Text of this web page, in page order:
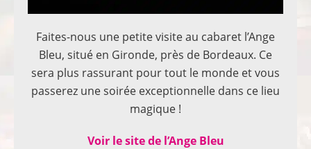
Faites-nous une petite visite au cabaret l’Ange
Bleu, situé en Gironde, près de Bordeaux. Ce
sera plus rassurant pour tout le monde et vous
passerez une soirée exceptionnelle dans ce lieu
magique !
Voir le site de l’Ange Bleu